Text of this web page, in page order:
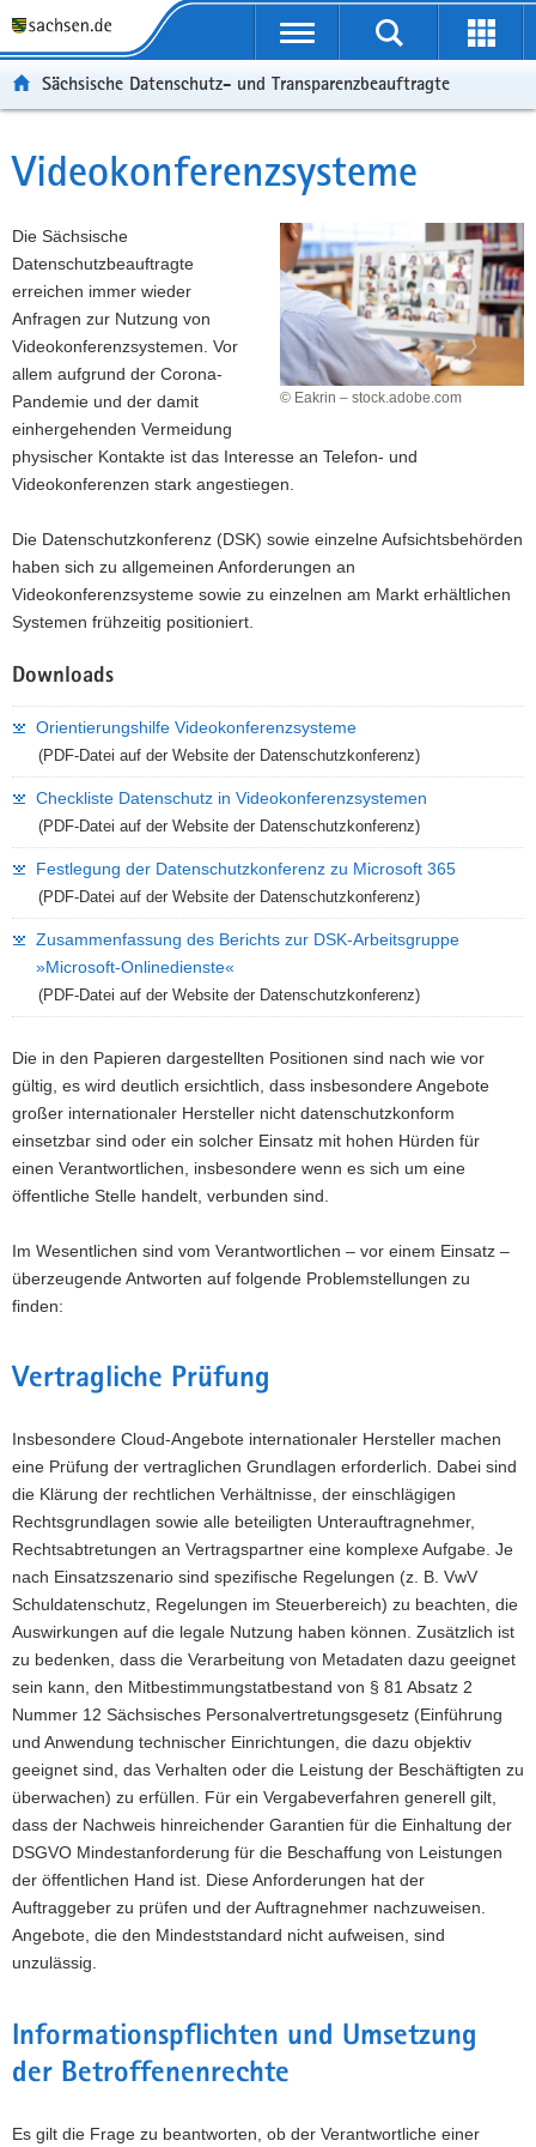
t
ü
e
r
g
r
e
i
f
e
n
d
N
a
v
i
a
i
n
t
n
v
i
g
a
t
i
o
n
p
n
a
l
t
t
-
e
r
e
i
c
h
Sächsische Datenschutz- und Transparenzbeauftragte
Hauptinhalt
Videokonferenzsysteme
© Eakrin – stock.adobe.com
Die Sächsische
Datenschutzbeauftragte
erreichen immer wieder
Anfragen zur Nutzung von
Videokonferenzsystemen. Vor
allem aufgrund der Corona-
Pandemie und der damit
einhergehenden Vermeidung
physischer Kontakte ist das Interesse an Telefon- und
Videokonferenzen stark angestiegen.
Die Datenschutzkonferenz (DSK) sowie einzelne Aufsichtsbehörden
haben sich zu allgemeinen Anforderungen an
Videokonferenzsysteme sowie zu einzelnen am Markt erhältlichen
Systemen frühzeitig positioniert.
Downloads
Orientierungshilfe Videokonferenzsysteme
(PDF-Datei auf der Website der Datenschutzkonferenz)
Checkliste Datenschutz in Videokonferenzsystemen
(PDF-Datei auf der Website der Datenschutzkonferenz)
Festlegung der Datenschutzkonferenz zu Microsoft 365
(PDF-Datei auf der Website der Datenschutzkonferenz)
Zusammenfassung des Berichts zur DSK-Arbeitsgruppe
»Microsoft-Onlinedienste«
(PDF-Datei auf der Website der Datenschutzkonferenz)
Die in den Papieren dargestellten Positionen sind nach wie vor
gültig, es wird deutlich ersichtlich, dass insbesondere Angebote
großer internationaler Hersteller nicht datenschutzkonform
einsetzbar sind oder ein solcher Einsatz mit hohen Hürden für
einen Verantwortlichen, insbesondere wenn es sich um eine
öffentliche Stelle handelt, verbunden sind.
Im Wesentlichen sind vom Verantwortlichen – vor einem Einsatz –
überzeugende Antworten auf folgende Problemstellungen zu
finden:
Vertragliche Prüfung
Insbesondere Cloud-Angebote internationaler Hersteller machen
eine Prüfung der vertraglichen Grundlagen erforderlich. Dabei sind
die Klärung der rechtlichen Verhältnisse, der einschlägigen
Rechtsgrundlagen sowie alle beteiligten Unterauftragnehmer,
Rechtsabtretungen an Vertragspartner eine komplexe Aufgabe. Je
nach Einsatzszenario sind spezifische Regelungen (z. B. VwV
Schuldatenschutz, Regelungen im Steuerbereich) zu beachten, die
Auswirkungen auf die legale Nutzung haben können. Zusätzlich ist
zu bedenken, dass die Verarbeitung von Metadaten dazu geeignet
sein kann, den Mitbestimmungstatbestand von § 81 Absatz 2
Nummer 12 Sächsisches Personalvertretungsgesetz (Einführung
und Anwendung technischer Einrichtungen, die dazu objektiv
geeignet sind, das Verhalten oder die Leistung der Beschäftigten zu
überwachen) zu erfüllen. Für ein Vergabeverfahren generell gilt,
dass der Nachweis hinreichender Garantien für die Einhaltung der
DSGVO Mindestanforderung für die Beschaffung von Leistungen
der öffentlichen Hand ist. Diese Anforderungen hat der
Auftraggeber zu prüfen und der Auftragnehmer nachzuweisen.
Angebote, die den Mindeststandard nicht aufweisen, sind
unzulässig.
Informationspflichten und Umsetzung
der Betroffenenrechte
Es gilt die Frage zu beantworten, ob der Verantwortliche einer